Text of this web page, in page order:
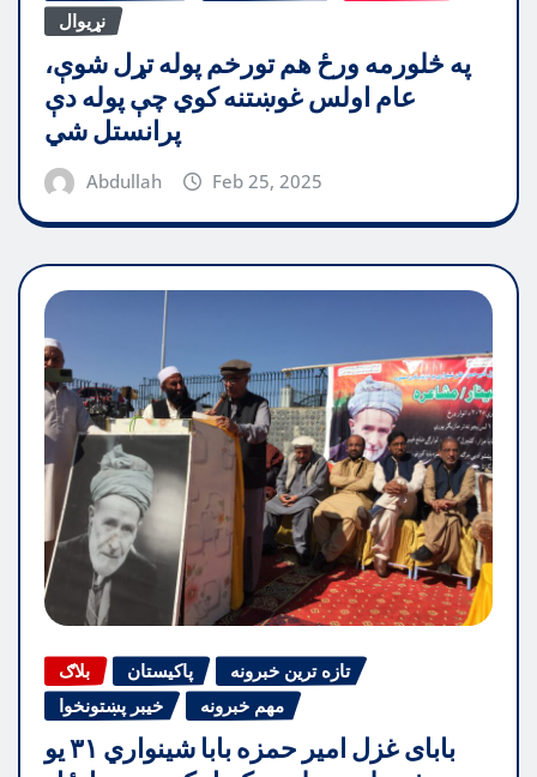
نړیوال
په څلورمه ورځ هم تورخم پوله تړل شوې،
عام اولس غوښتنه کوي چې پوله دې
پرانستل شي
Abdullah Feb 25, 2025
بلاګ پاکیستان
تازه ترین خبرونه
خیبر پښتونخوا
مهم خبرونه
بابای غزل امیر حمزه بابا شینواري ۳۱ یو